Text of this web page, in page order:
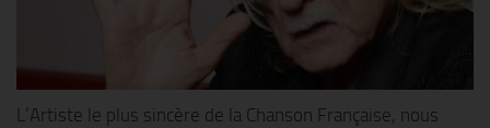
L’Artiste le plus sincère de la Chanson Française, nous